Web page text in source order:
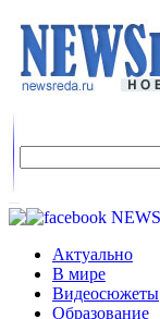
Актуально
В мире
Видеосюжеты
Образование